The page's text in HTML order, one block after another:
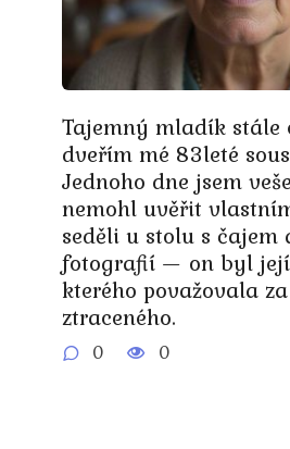
Tajemný mladík stále
dveřím mé 83leté
Jednoho dne jsem
nemohl uvěřit
seděli u stolu s čajem
fotografií — on byl
kterého považovala
ztraceného.
0 0